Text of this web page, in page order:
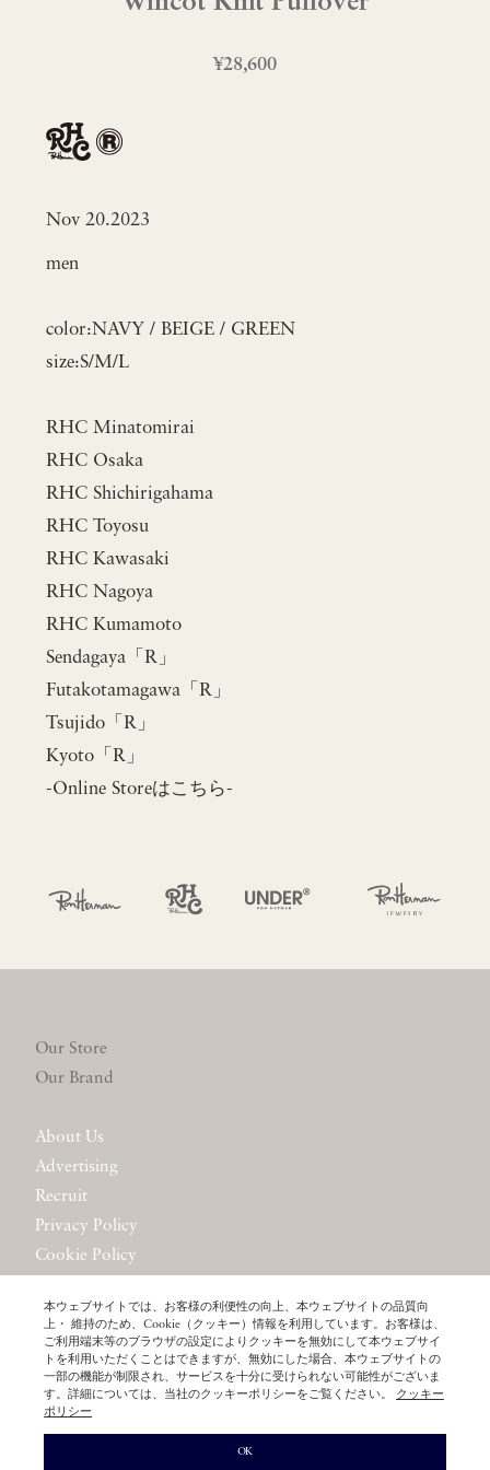
¥28,600
Nov 20.2023
men
color:NAVY / BEIGE / GREEN
size:S/M/L
RHC Minatomirai
RHC Osaka
RHC Shichirigahama
RHC Toyosu
RHC Kawasaki
RHC Nagoya
RHC Kumamoto
Sendagaya「R」
Futakotamagawa「R」
Tsujido「R」
Kyoto「R」
-Online Storeはこちら-
Our Store
Our Brand
About Us
Advertising
Recruit
Privacy Policy
Cookie Policy
Contact Us
本ウェブサイトでは、お客様の利便性の向上、本ウェブサイトの品質向
上・ 維持のため、Cookie（クッキー）情報を利用しています。お客様は、
ご利用端末等のブラウザの設定によりクッキーを無効にして本ウェブサイ
トを利用いただくことはできますが、無効にした場合、本ウェブサイトの
一部の機能が制限され、サービスを十分に受けられない可能性がございま
す。詳細については、当社のクッキーポリシーをご覧ください。
クッキー
ポリシー
OK